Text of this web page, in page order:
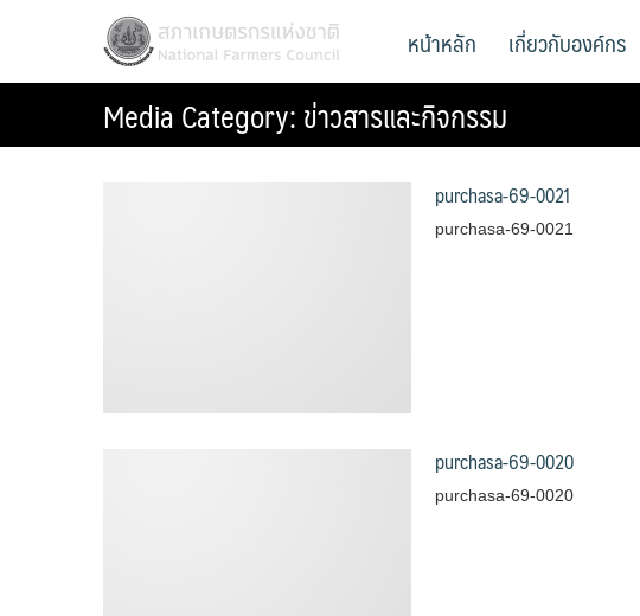
สภาเกษตรกรแห่งชาติ
National Farmers Council หน้าหลัก เกี่ยวกับองค์กร
Media Category:ข่าวสารและกิจกรรม
purchasa-69-0021
purchasa-69-0021
purchasa-69-0020
purchasa-69-0020